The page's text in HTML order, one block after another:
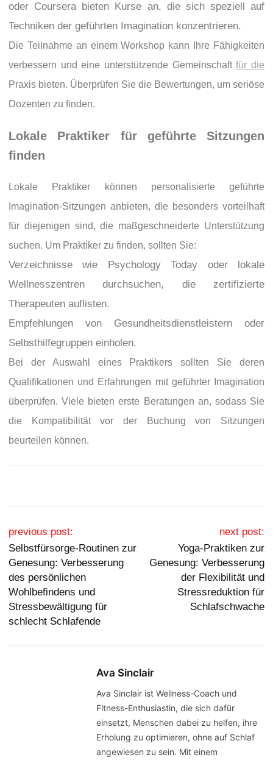
oder Coursera bieten Kurse an, die sich speziell auf
Techniken der geführten Imagination konzentrieren.
Die Teilnahme an einem Workshop kann Ihre Fähigkeiten
verbessern und eine unterstützende Gemeinschaftfür die
Praxis bieten. Überprüfen Sie die Bewertungen, um seriöse
Dozenten zu finden.
Lokale Praktiker für geführte Sitzungen
finden
Lokale Praktiker können personalisierte geführte
Imagination-Sitzungen anbieten, die besonders vorteilhaft
für diejenigen sind, die maßgeschneiderte Unterstützung
suchen. Um Praktiker zu finden, sollten Sie:
Verzeichnisse wie Psychology Today oder lokale
Wellnesszentren durchsuchen, die zertifizierte
Therapeuten auflisten.
Empfehlungen von Gesundheitsdienstleistern oder
Selbsthilfegruppen einholen.
Bei der Auswahl eines Praktikers sollten Sie deren
Qualifikationen und Erfahrungen mit geführter Imagination
überprüfen. Viele bieten erste Beratungen an, sodass Sie
die Kompatibilität vor der Buchung von Sitzungen
beurteilen können.
Post navigation
previous post:
Selbstfürsorge-Routinen zur
Genesung: Verbesserung
des persönlichen
Wohlbefindens und
Stressbewältigung für
schlecht Schlafende
next post:
Yoga-Praktiken zur
Genesung: Verbesserung
der Flexibilität und
Stressreduktion für
Schlafschwache
Ava Sinclair
Ava Sinclair ist Wellness-Coach und
Fitness-Enthusiastin, die sich dafür
einsetzt, Menschen dabei zu helfen, ihre
Erholung zu optimieren, ohne auf Schlaf
angewiesen zu sein. Mit einem